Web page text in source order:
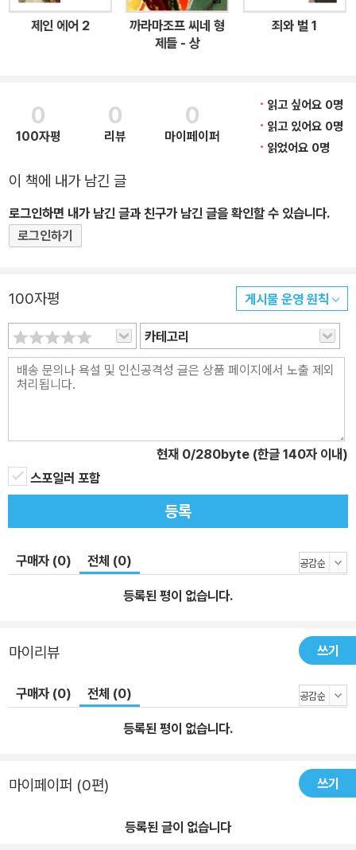
다. ★ 원서 초창기 판본의 삽화 수록 ★ 피터 박스올 선정 죽기 전에
꼭 읽어야 할 1001권의 책 ★ 미국대학위원회 SAT 추천 도서 ★ B
위대한 소설 100선 ★ 《가디언》 선정 모든 어른이 죽기 전에 읽어야
할 책 30선 자아, 존엄, 사랑! 세 가지 모두를 포기하지 않은 한 여성
의 이야기 샬럿 브론테가 시대를 앞서 그려낸 가장 현대적인 고전 “나
를 갈망하며 기도를 내뱉었다. 그 기도가 희미하게 불어온 바람을 타
고 흩어지는 것 같았다.” 전통적인 여성상과 낭만주의적 이상을 거부
하고 로맨스 소설의 정형화에서 탈피한 혁명적 소설 샬럿 브론테는
기, ‘커러 벨(Currer Bell)’이라는 남성 필명으로 《제인 에어》를 발표
했고 출간 즉시 문단과 독자 모두에게 강렬한 인상을 남겼다. 《제인
에어》는 1847년 발표 당시 가히 획기적인 소설이었다. 아직도 청교
도적인 미덕이 세상의 진리로 통하던 시절에 사랑과 결혼이라는 주
제, 사회적 위치에서 나약하고 수동적인 위치를 차지할 수밖에 없었
훌륭한 수작 중 하나다” “지난 여러 해에 걸쳐 출판된 작품 중에서 가
장 특출한 작품이다” 등 당시 동시대 언론의 평가를 살펴봐도 작품의
영향력이 어떠했는지 알 수 있다. 브론테는 전통적인 여성상과 낭만
주의적 이상을 거부하고 자신만의 문학 세계를 개척했다. 여성도 감
해 명확히 주장한다. 또한 그의 문장은 단단하면서도 격정적이며 현
실을 정면으로 응시하면서도 시적인 울림을 담고 있다. 섬세한 여성
은 여성 문학의 선구적 작품 《제인 에어》는 샬럿 브론테의 독창적이
고 박력 있는 문체, 실제 삶과 닮아 있는 등장인물들의 성격 묘사뿐만
아니라 ‘제인 에어’라는 한 여성의 정신 발전상을 그대로 보여주어 보
편적이면서도 동경하는 한 인간의 삶에 정서적 공감대를 불러일으킨
다. 특히 이 소설은 연애와 결혼을 사회적, 외부적인 사건으로 취급하
를 사랑하면서도 정신병에 걸린 그의 아내 때문에 결혼하지 못하고
번민하는 제인의 심리를 섬세하고도 깊게 파고든다. 또한 여성을 남
도 굴복하지 않는 제인의 독립심과 진취성은 여성 문학의 선구적 작
제인 에어 2
까라마조프 씨네 형
제들 - 상
죄와 벌 1
0
100자평
0
리뷰
0
마이페이퍼
읽고 싶어요 0명
읽고 있어요 0명
읽었어요 0명
이 책에 내가 남긴 글
로그인하면 내가 남긴 글과 친구가 남긴 글을 확인할 수 있습니다.
로그인하기
100자평 게시물 운영 원칙
카테고리
현재 0/280byte (한글 140자 이내)
스포일러 포함
등록
구매자 (0) 전체 (0)
등록된 평이 없습니다.
마이리뷰 쓰기
구매자 (0) 전체 (0)
등록된 평이 없습니다.
마이페이퍼 (0편) 쓰기
등록된 글이 없습니다